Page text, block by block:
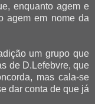
enquanto agem e
agem em nome da
um grupo que
de D.Lefebvre, que
mas cala-se
dar conta de que já